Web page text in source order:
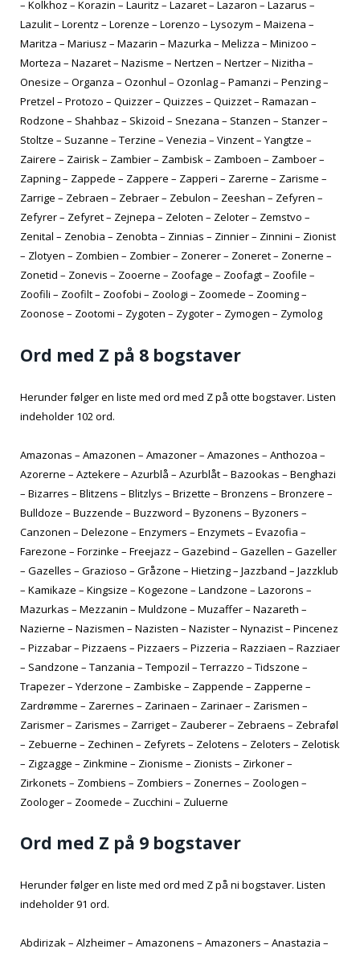
– Kolkhoz – Korazin – Lauritz – Lazaret – Lazaron – Lazarus –
Lazulit – Lorentz – Lorenze – Lorenzo – Lysozym – Maizena –
Maritza – Mariusz – Mazarin – Mazurka – Melizza – Minizoo –
Morteza – Nazaret – Nazisme – Nertzen – Nertzer – Nizitha –
Onesize – Organza – Ozonhul – Ozonlag – Pamanzi – Penzing –
Pretzel – Protozo – Quizzer – Quizzes – Quizzet – Ramazan –
Rodzone – Shahbaz – Skizoid – Snezana – Stanzen – Stanzer –
Stoltze – Suzanne – Terzine – Venezia – Vinzent – Yangtze –
Zairere – Zairisk – Zambier – Zambisk – Zamboen – Zamboer –
Zapning – Zappede – Zappere – Zapperi – Zarerne – Zarisme –
Zarrige – Zebraen – Zebraer – Zebulon – Zeeshan – Zefyren –
Zefyrer – Zefyret – Zejnepa – Zeloten – Zeloter – Zemstvo –
Zenital – Zenobia – Zenobta – Zinnias – Zinnier – Zinnini – Zionist
– Zlotyen – Zombien – Zombier – Zonerer – Zoneret – Zonerne –
Zonetid – Zonevis – Zooerne – Zoofage – Zoofagt – Zoofile –
Zoofili – Zoofilt – Zoofobi – Zoologi – Zoomede – Zooming –
Zoonose – Zootomi – Zygoten – Zygoter – Zymogen – Zymolog
Ord med Z på 8 bogstaver
Herunder følger en liste med ord med Z på otte bogstaver. Listen
indeholder 102 ord.
Amazonas – Amazonen – Amazoner – Amazones – Anthozoa –
Azorerne – Aztekere – Azurblå – Azurblåt – Bazookas – Benghazi
– Bizarres – Blitzens – Blitzlys – Brizette – Bronzens – Bronzere –
Bulldoze – Buzzende – Buzzword – Byzonens – Byzoners –
Canzonen – Delezone – Enzymers – Enzymets – Evazofia –
Farezone – Forzinke – Freejazz – Gazebind – Gazellen – Gazeller
– Gazelles – Grazioso – Gråzone – Hietzing – Jazzband – Jazzklub
– Kamikaze – Kingsize – Kogezone – Landzone – Lazorons –
Mazurkas – Mezzanin – Muldzone – Muzaffer – Nazareth –
Nazierne – Nazismen – Nazisten – Nazister – Nynazist – Pincenez
– Pizzabar – Pizzaens – Pizzaers – Pizzeria – Razziaen – Razziaer
– Sandzone – Tanzania – Tempozil – Terrazzo – Tidszone –
Trapezer – Yderzone – Zambiske – Zappende – Zapperne –
Zardrømme – Zarernes – Zarinaen – Zarinaer – Zarismen –
Zarismer – Zarismes – Zarriget – Zauberer – Zebraens – Zebraføl
– Zebuerne – Zechinen – Zefyrets – Zelotens – Zeloters – Zelotisk
– Zigzagge – Zinkmine – Zionisme – Zionists – Zirkoner –
Zirkonets – Zombiens – Zombiers – Zonernes – Zoologen –
Zoologer – Zoomede – Zucchini – Zuluerne
Ord med Z på 9 bogstaver
Herunder følger en liste med ord med Z på ni bogstaver. Listen
indeholder 91 ord.
Abdirizak – Alzheimer – Amazonens – Amazoners – Anastazia –